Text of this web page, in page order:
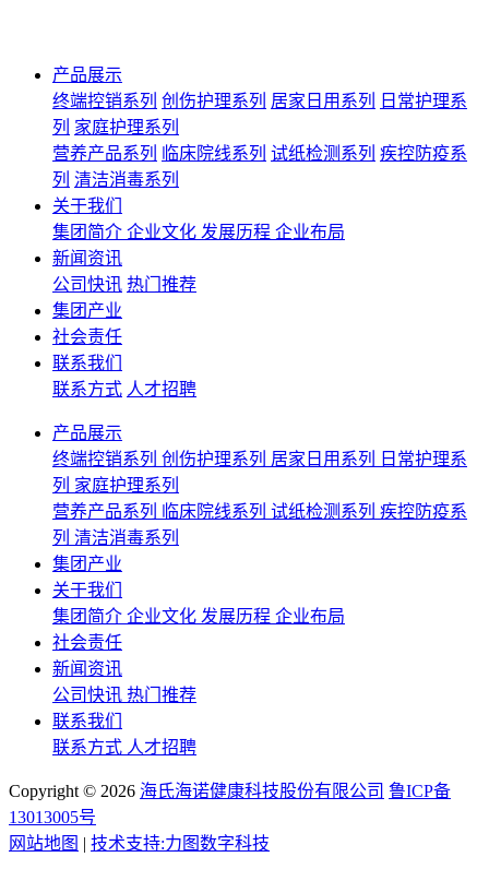
产品展示
终端控销系列 创伤护理系列 居家日用系列
日常护理系
列 家庭护理系列
营养产品系列
临床院线系列 试纸检测系列 疾控防疫系
列 清洁消毒系列
关于我们
集团简介 企业文化 发展历程 企业布局
新闻资讯
公司快讯 热门推荐
集团产业
社会责任
联系我们
联系方式 人才招聘
产品展示
终端控销系列 创伤护理系列 居家日用系列
日常护理系
列 家庭护理系列
营养产品系列
临床院线系列 试纸检测系列 疾控防疫系
列 清洁消毒系列
集团产业
关于我们
集团简介 企业文化 发展历程 企业布局
社会责任
新闻资讯
公司快讯 热门推荐
联系我们
联系方式 人才招聘
Copyright © 2026 海氏海诺健康科技股份有限公司 鲁ICP备
13013005号
网站地图 | 技术支持:力图数字科技